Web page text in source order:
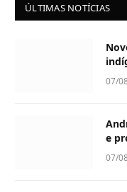
ÚLTIMAS NOTÍCIAS
07/
e
07/